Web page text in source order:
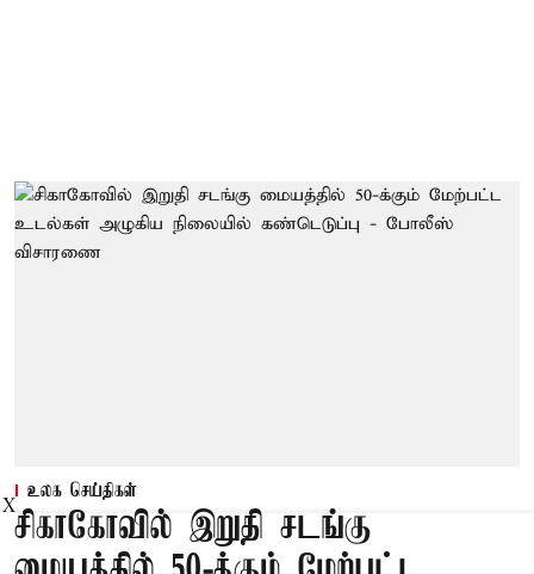
உலக செய்திகள்
சிகாகோவில் இறுதி சடங்கு
X